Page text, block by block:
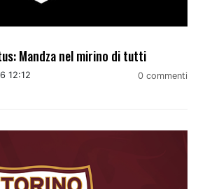
Mandza nel mirino di tutti
12:12 0 commenti